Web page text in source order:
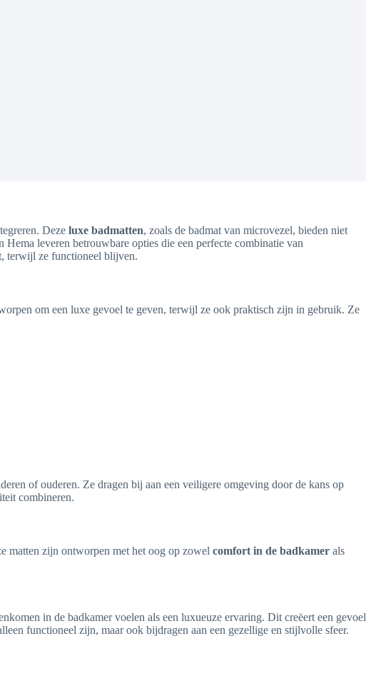
Deze luxe badmatten, zoals de badmat van microvezel, bieden niet
leveren betrouwbare opties die een perfecte combinatie van
terwijl ze functioneel blijven.
om een luxe gevoel te geven, terwijl ze ook praktisch zijn in gebruik. Ze
of ouderen. Ze dragen bij aan een veiligere omgeving door de kans op
combineren.
matten zijn ontworpen met het oog op zowel comfort in de badkamer als
in de badkamer voelen als een luxueuze ervaring. Dit creëert een gevoel
functioneel zijn, maar ook bijdragen aan een gezellige en stijlvolle sfeer.